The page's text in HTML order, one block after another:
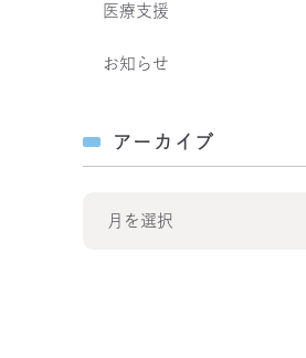
医療支援
お知らせ
アーカイブ